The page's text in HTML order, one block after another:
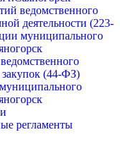
ведомственного
деятельности (223-
муниципального
закупок (44-ФЗ)
регламенты